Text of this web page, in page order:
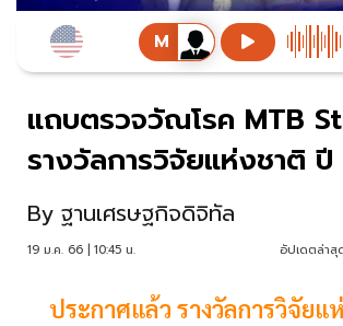
แถบตรวจวัณโรค MTB
รางวัลการวิจัยแห่งชาติ
By ฐานเศรษฐกิจดิจิทัล
19 ม.ค. 66 | 10:45 น. อัปเดตล่าสุ
ประกาศแล้ว รางวัลการวิจัยแ